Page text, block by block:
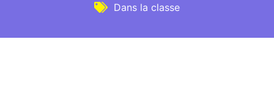
Dans la classe